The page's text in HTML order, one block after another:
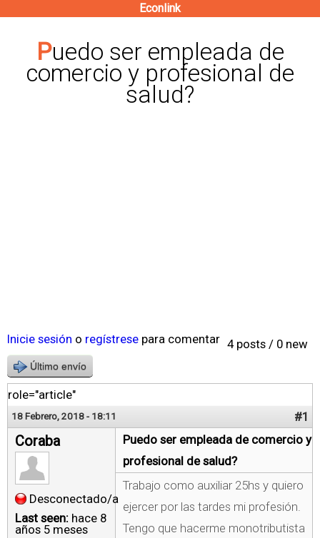
contenido
principal
Econlink
Puedo ser empleada de
comercio y profesional de
salud?
4 posts / 0 new
Inicie sesión o regístrese para comentar
Último envío
role="article"
18 Febrero, 2018 - 18:11 #1
Coraba
Desconectado/a
Last seen: hace 8
años 5 meses
Puedo ser empleada de comercio y
profesional de salud?
Trabajo como auxiliar 25hs y quiero
ejercer por las tardes mi profesión.
Tengo que hacerme monotributista